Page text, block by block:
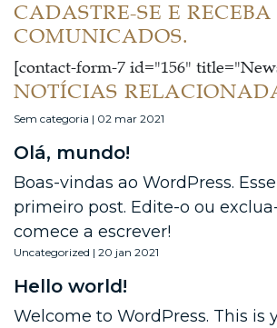
CADASTRE-SE E RECEBA
COMUNICADOS.
[contact-form-7 id="156"
NOTÍCIAS
Sem categoria | 02 mar 2021
Olá, mundo!
Boas-vindas ao WordPress.
primeiro post. Edite-o ou
comece a escrever!
Uncategorized | 20 jan 2021
Hello world!
Welcome to WordPress. This is